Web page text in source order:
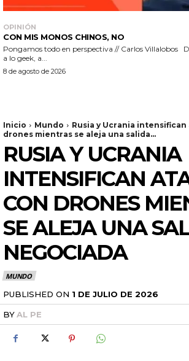
OPINIÓN
CON MIS MONOS CHINOS, NO
Pongamos todo en perspectiva // Carlos Villalobos
a lo geek, a...
8 de agosto de 2026